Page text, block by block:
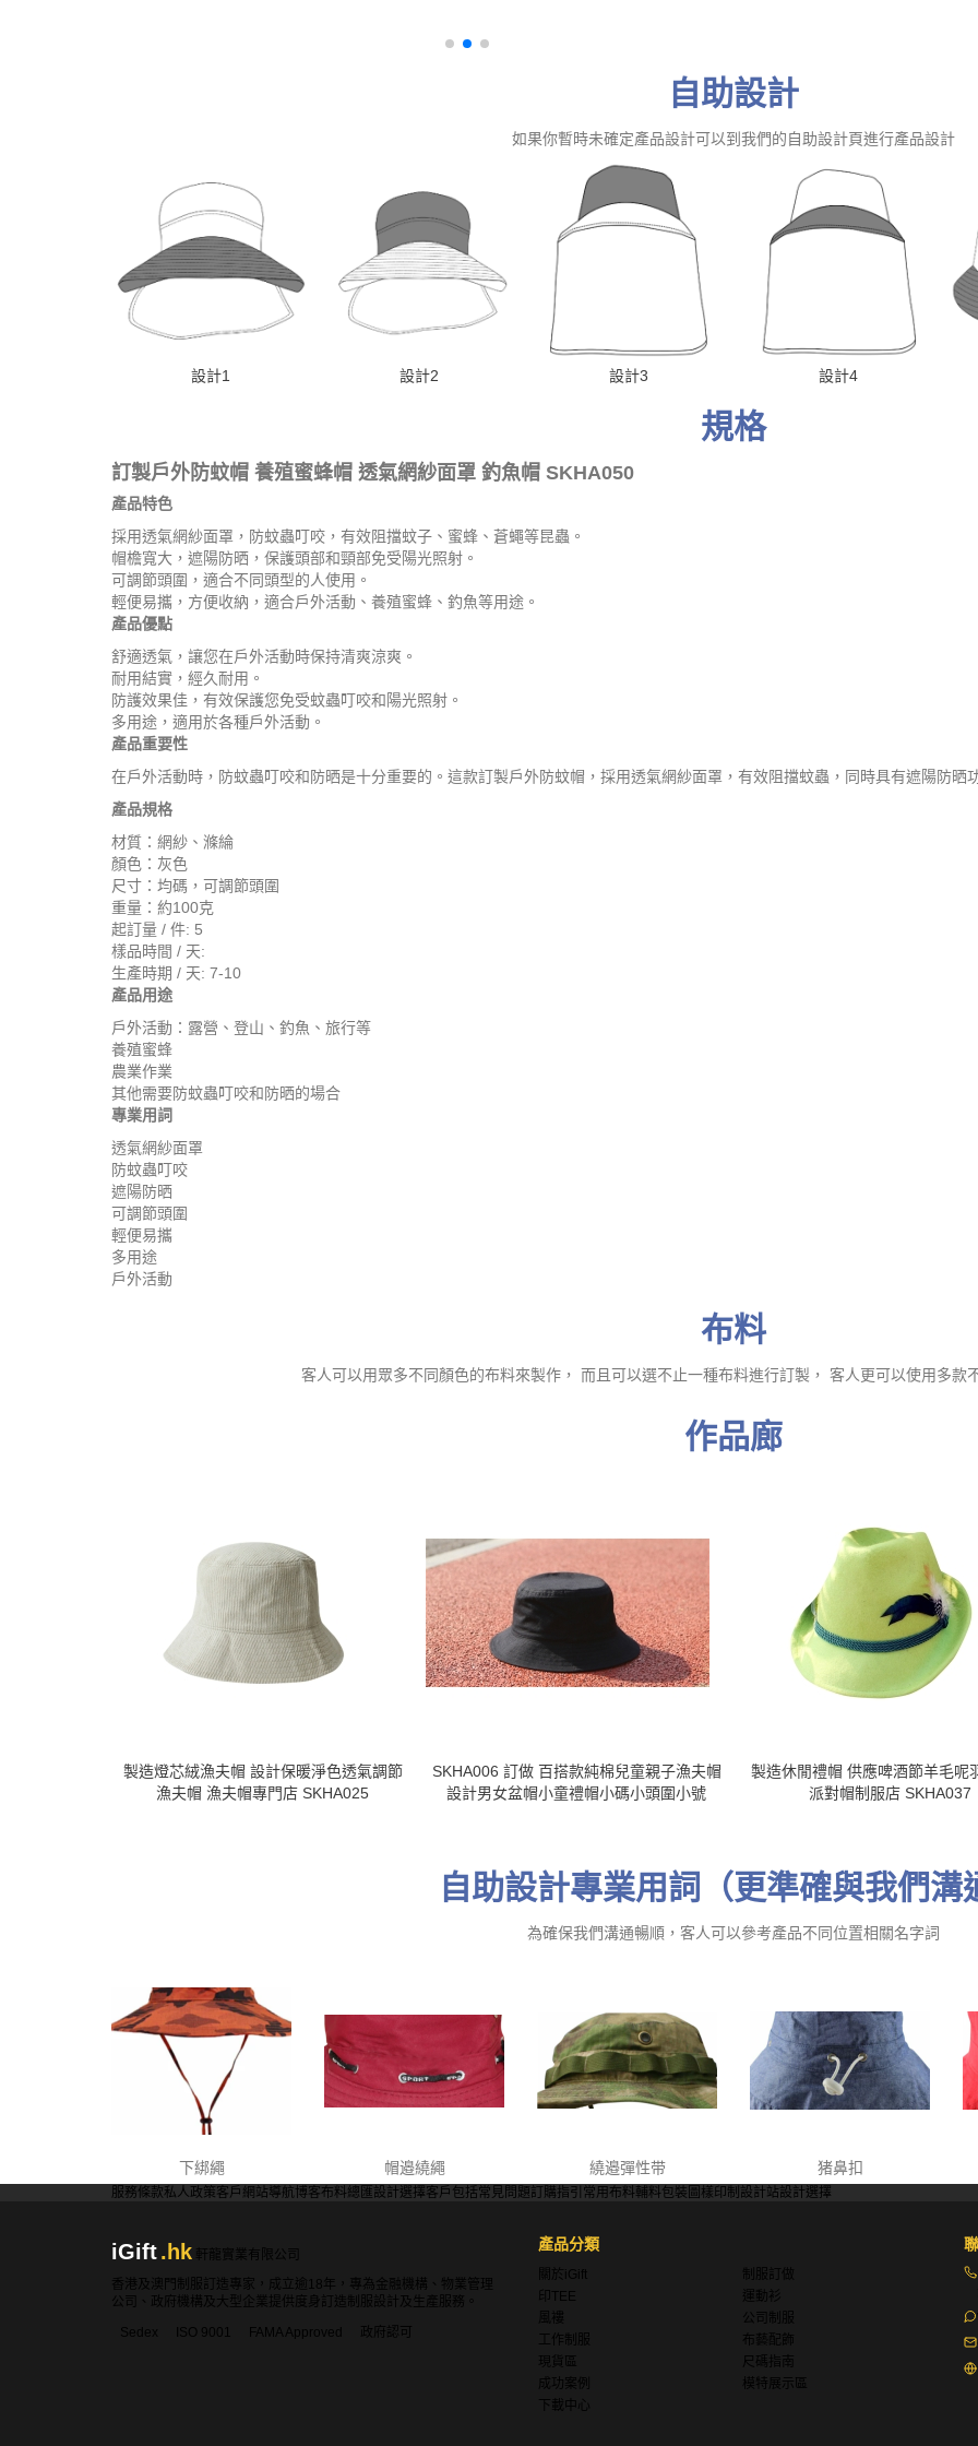
自助設計
如果你暫時未確定產品設計可以到我們的自助設計頁進行產品設計
設計1 設計2 設計3 設計4
規格
訂製戶外防蚊帽 養殖蜜蜂帽 透氣網紗面罩 釣魚帽 SKHA050
產品特色
採用透氣網紗面罩，防蚊蟲叮咬，有效阻擋蚊子、蜜蜂、蒼蠅等昆蟲。
帽檐寬大，遮陽防晒，保護頭部和頸部免受陽光照射。
可調節頭圍，適合不同頭型的人使用。
輕便易攜，方便收納，適合戶外活動、養殖蜜蜂、釣魚等用途。
產品優點
舒適透氣，讓您在戶外活動時保持清爽涼爽。
耐用結實，經久耐用。
防護效果佳，有效保護您免受蚊蟲叮咬和陽光照射。
多用途，適用於各種戶外活動。
產品重要性
在戶外活動時，防蚊蟲叮咬和防晒是十分重要的。這款訂製戶外防蚊帽，採用透氣網紗面罩，有效阻擋蚊蟲，同時具有遮陽防晒
產品規格
材質：網紗、滌綸
顏色：灰色
尺寸：均碼，可調節頭圍
重量：約100克
起訂量 / 件: 5
樣品時間 / 天:
生產時期 / 天: 7-10
產品用途
戶外活動：露營、登山、釣魚、旅行等
養殖蜜蜂
農業作業
其他需要防蚊蟲叮咬和防晒的場合
專業用詞
透氣網紗面罩
防蚊蟲叮咬
遮陽防晒
可調節頭圍
輕便易攜
多用途
戶外活動
布料
客人可以用眾多不同顏色的布料來製作， 而且可以選不止一種布料進行訂製， 客人更可以使用多款
作品廊
製造燈芯絨漁夫帽 設計保暖淨色透氣調節
漁夫帽 漁夫帽專門店 SKHA025
SKHA006 訂做 百搭款純棉兒童親子漁夫帽
設計男女盆帽小童禮帽小碼小頭圍小號
製造休閒禮帽 供應啤酒節羊毛呢
派對帽制服店 SKHA037
自助設計專業用詞（更準確與我們溝
為確保我們溝通暢順，客人可以參考產品不同位置相關名字詞
下綁繩 帽邉繞繩 繞邉彈性带 猪鼻扣
服務條款私人政策客戶 網站導航博客布料總匯設計選擇客戶包括常見問題訂購指引 常用布料輔料包裝 圖樣印制 設計站設計選擇
iGift.hk
軒龍實業有限公司
香港及澳門制服訂造專家，成立逾18年，專為金融機構、物業管理
公司、政府機構及大型企業提供度身訂造制服設計及生產服務。
Sedex
ISO 9001 FAMA Approved 政府認可
產品分類
關於iGift
制服訂做
印TEE
運動衫
風褸
公司制服
工作制服
布藝配飾
現貨區
尺碼指南
成功案例
模特展示區
下載中心